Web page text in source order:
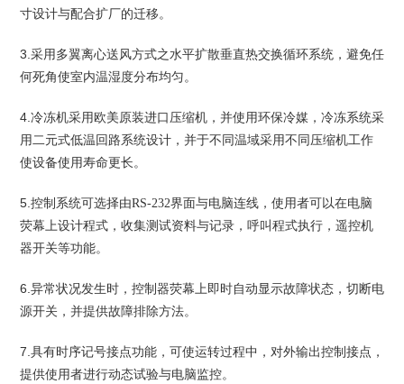
寸设计与配合扩厂的迁移。
3. 采用多翼离心送风方式之水平扩散垂直热交换循环系统，避免任
何死角使室内温湿度分布均匀。
4. 冷冻机采用欧美原装进口压缩机，并使用环保冷媒，冷冻系统采
用二元式低温回路系统设计，并于不同温域采用不同压缩机工作
使设备使用寿命更长。
5. 控制系统可选择由RS-232界面与电脑连线，使用者可以在电脑
荧幕上设计程式，收集测试资料与记录，呼叫程式执行，遥控机
器开关等功能。
6. 异常状况发生时，控制器荧幕上即时自动显示故障状态，切断电
源开关，并提供故障排除方法。
7. 具有时序记号接点功能，可使运转过程中，对外输出控制接点，
提供使用者进行动态试验与电脑监控。